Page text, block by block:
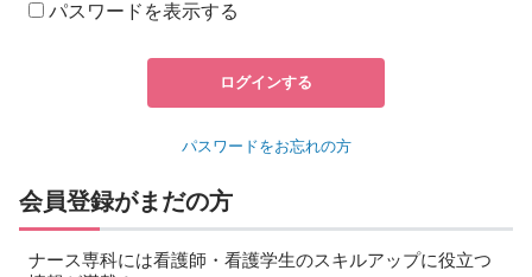
パスワードを表示する
ログインする
パスワードをお忘れの方
会員登録がまだの方
ナース専科には看護師・看護学生のスキルアップに役立つ